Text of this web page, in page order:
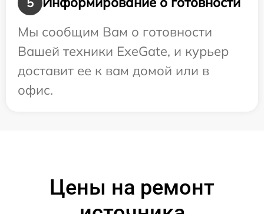
Мы сообщим Вам о готовности
Вашей техники ExeGate, и курьер
доставит ее к вам домой или в
офис.
Цены на ремонт